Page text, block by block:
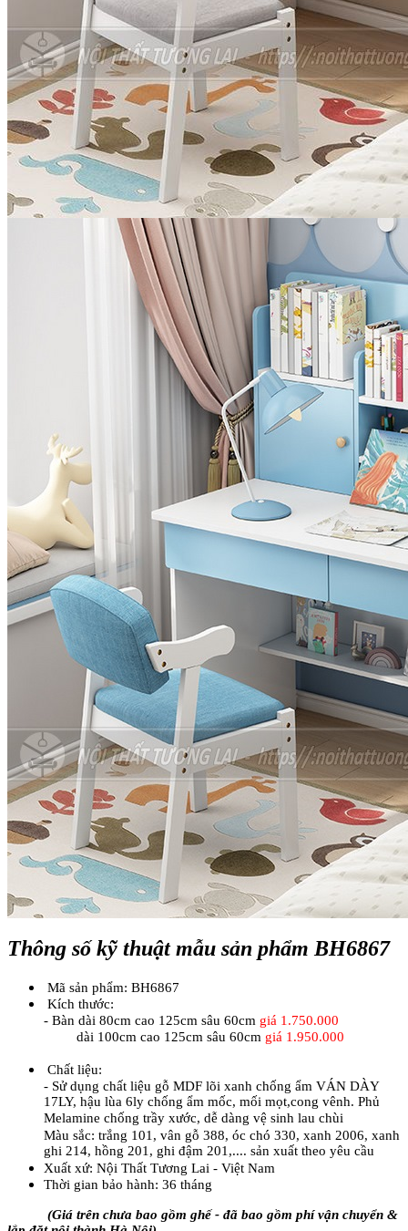
Thông số kỹ thuật mẫu sản phẩm BH6867
Mã sản phẩm: BH6867
Kích thước:
- Bàn dài 80cm cao 125cm sâu 60cm giá 1.750.000
dài 100cm cao 125cm sâu 60cm giá 1.950.000
Chất liệu:
- Sử dụng chất liệu gỗ MDF lõi xanh chống ẩm VÁN DÀY
17LY, hậu lùa 6ly chống ẩm mốc, mối mọt,cong vênh. Phủ
Melamine chống trầy xước, dễ dàng vệ sinh lau chùi
Màu sắc: trắng 101, vân gỗ 388, óc chó 330, xanh 2006, xanh
ghi 214, hồng 201, ghi đậm 201,.... sản xuất theo yêu cầu
Xuất xứ: Nội Thất Tương Lai - Việt Nam
Thời gian bảo hành: 36 tháng
(Giá trên chưa bao gồm ghế - đã bao gồm phí vận chuyển &